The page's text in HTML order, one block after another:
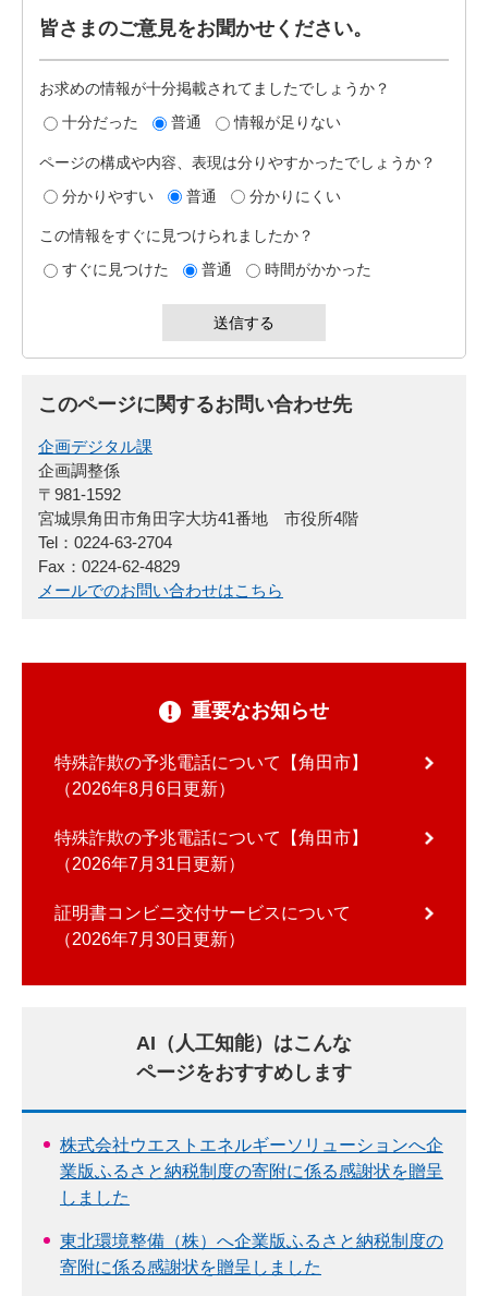
皆さまのご意見をお聞かせください。
お求めの情報が十分掲載されてましたでしょうか？
十分だった
普通 情報が足りない
ページの構成や内容、表現は分りやすかったでしょうか？
分かりやすい
普通 分かりにくい
この情報をすぐに見つけられましたか？
すぐに見つけた
普通 時間がかかった
このページに関するお問い合わせ先
企画デジタル課
企画調整係
〒981-1592
宮城県角田市角田字大坊41番地 市役所4階
Tel：0224-63-2704
Fax：0224-62-4829
メールでのお問い合わせはこちら
重要なお知らせ
特殊詐欺の予兆電話について【角田市】
2026年8月6日更新
特殊詐欺の予兆電話について【角田市】
2026年7月31日更新
証明書コンビニ交付サービスについて
2026年7月30日更新
AI（人工知能）はこんな
ページをおすすめします
株式会社ウエストエネルギーソリューションへ企
業版ふるさと納税制度の寄附に係る感謝状を贈呈
しました
東北環境整備（株）へ企業版ふるさと納税制度の
寄附に係る感謝状を贈呈しました